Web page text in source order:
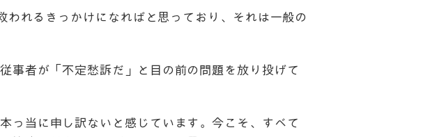
れるきっかけになればと思っており、それは一般の
事者が「不定愁訴だ」と目の前の問題を放り投げて
っ当に申し訳ないと感じています。今こそ、すべて